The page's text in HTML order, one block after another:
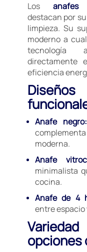
Losanafes
destacan por
limpieza. Su
moderno a
tecnología
directamente
eficiencia
Anafe negro:
moderna.
Anafe
minimalista
cocina.
Anafe de 4
entre
opciones